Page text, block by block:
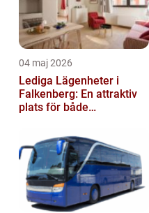
04 maj 2026
Lediga Lägenheter i
Falkenberg: En attraktiv
plats för både
semesterfirare